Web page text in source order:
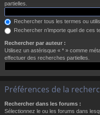
partielles.
Rechercher tous les termes ou
Rechercher n’importe quel de ces
Rechercher par auteur :
Utilisez un astérisque « * » comme
effectuer des recherches partielles.
Préférences de la
Rechercher dans les forums :
Sélectionnez le ou les forums dans